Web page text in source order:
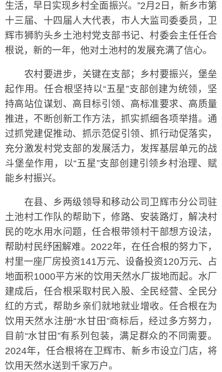
生活，早日实现乡村全面振兴。”2月2日，新乡市第
十三届、十四届人大代表，市人大监司委委员，卫
辉市狮豹头乡土池村党支部书记、村委会主任任合
根说，新的一年，他对土池村的发展充满了信心。
农村要进步，关键在支部；乡村要振兴，堡垒
起作用。任合根坚持以“五星”支部创建为统领，坚
持高站位谋划、高目标引领、高标准要求、高质量
推进，不断创新工作方法，抓实抓细各项举措。通
过抓党建促推动、抓示范促引领、抓行动促落实，
充分激发村党支部的发展活力，发挥基层单元的战
斗堡垒作用，以“五星”支部创建引领乡村治理、赋
能乡村振兴。
在县、乡两级领导和移动公司卫辉市分公司驻
土池村工作队的帮助下，修路、安装路灯，解决村
民的吃水用水问题，任合根带领村干部想方设法，
帮助村民纾困解难。2022年，在任合根的努力下，
村里一座厂房投资141万元、设备投资120万元、占
地面积1000平方米的饮用天然水厂拔地而起。水厂
建成后，任合根采取村民入股、全民经营、全民分
红的方式，帮助乡亲们就地就业增收。任合根在为
饮用天然水注册“水甘田”商标后，经过多方努力，
目前“水甘田”有系列包装，满足群众的不同需要。
2024年，任合根将在卫辉市、新乡市设立门店，将
饮用天然水送到千家万户。